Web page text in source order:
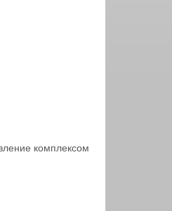
комплексом